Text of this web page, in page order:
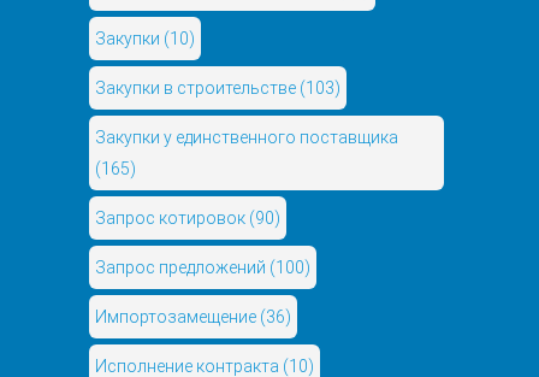
Закупки (10)
Закупки в строительстве (103)
Закупки у единственного поставщика
(165)
Запрос котировок (90)
Запрос предложений (100)
Импортозамещение (36)
Исполнение контракта (10)